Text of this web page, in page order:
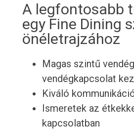
A legfontosabb
egy Fine Dining
önéletrajzához
Magas szintű
vendégkapcsolat
Kiváló
Ismeretek az
kapcsolatban